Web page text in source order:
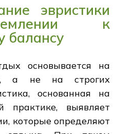
эвристики
к
балансу
основывается на
а не на строгих
основанная на
практике, выявляет
которые определяют